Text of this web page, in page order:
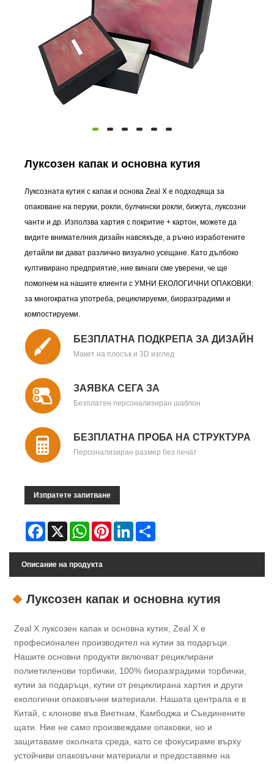
Луксозен капак и основна кутия
Луксозната кутия с капак и основа Zeal X е подходяща за
опаковане на перуки, рокли, булчински рокли, бижута, луксозни
чанти и др. Използва хартия с покритие + картон, можете да
видите внимателния дизайн навсякъде, а ръчно изработените
детайли ви дават различно визуално усещане. Като дълбоко
култивирано предприятие, ние винаги сме уверени, че ще
помогнем на нашите клиенти с УМНИ ЕКОЛОГИЧНИ ОПАКОВКИ:
за многократна употреба, рециклируеми, биоразградими и
компостируеми.
БЕЗПЛАТНА ПОДКРЕПА ЗА ДИЗАЙН
Макет на плосък и 3D изглед
ЗАЯВКА СЕГА ЗА
Безплатен персонализиран шаблон
БЕЗПЛАТНА ПРОБА НА СТРУКТУРА
Персонализиран размер без печат
Изпратете запитване
Facebook
X WhatsAppPinterestLinkedIn
Описание на продукта
Луксозен капак и основна кутия
Zeal X луксозен капак и основна кутия, Zeal X е
професионален производител на кутии за подаръци.
Нашите основни продукти включват рециклирани
полиетиленови торбички, 100% биоразградими торбички,
кутии за подаръци, кутии от рециклирана хартия и други
екологични опаковъчни материали. Нашата централа е в
Китай, с клонове във Виетнам, Камбоджа и Съединените
щати. Ние не само произвеждаме опаковки, но и
защитаваме околната среда, като се фокусираме върху
устойчиви опаковъчни материали и предоставяме на